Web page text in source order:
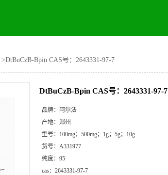
>DtBuCzB-Bpin CAS号：2643331-97-7
DtBuCzB-Bpin CAS号：2643331-97-7
品牌：
阿尔法
产地： 郑州
型号： 100mg；500mg；1g；5g；10g
货号： A331977
纯度： 95
cas： 2643331-97-7